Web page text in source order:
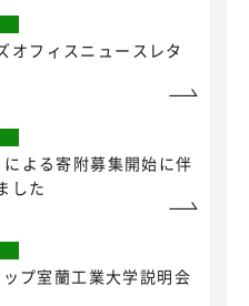
オフィスニュースレタ
による寄附募集開始に伴
した
プ室蘭工業大学説明会